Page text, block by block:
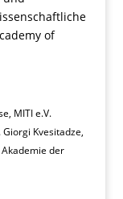
of
MITI e.V.
Kvesitadze,
der